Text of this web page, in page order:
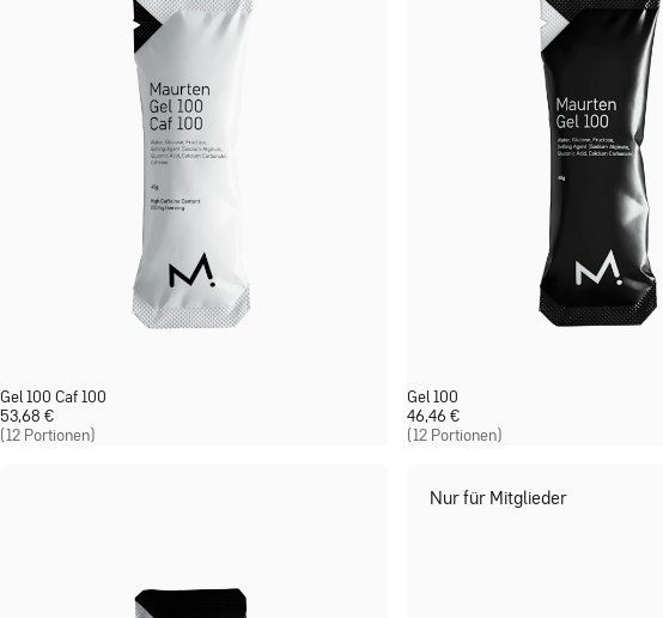
Gel 100 Caf 100
(12 Portionen)
53,68 €
Gel 100
(12 Portionen)
46,46 €
Nur für Mitglieder